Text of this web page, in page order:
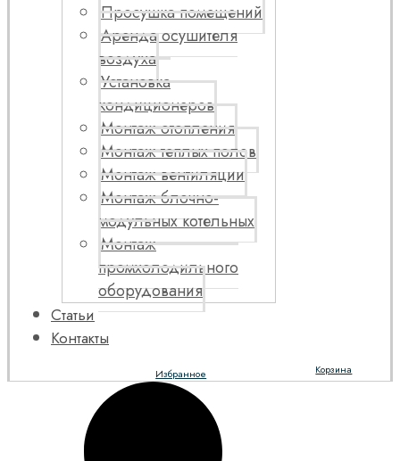
Просушка помещений
Аренда осушителя
воздуха
Установка
кондиционеров
Монтаж отопления
Монтаж теплых полов
Монтаж вентиляции
Монтаж блочно-
модульных котельных
Монтаж
промхолодильного
оборудования
Статьи
Контакты
Корзина
Избранное